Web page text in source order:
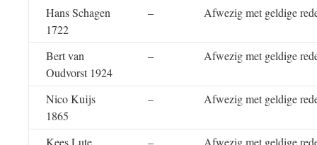
Hans Schagen
1722
– Afwezig met geldige
Bert van
Oudvorst 1924
– Afwezig met geldige
Nico Kuijs
1865
– Afwezig met geldige
Kees Lute
– Afwezig met geldige